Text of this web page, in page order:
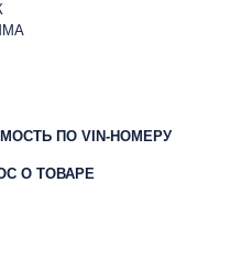
ПО VIN-НОМЕРУ
О ТОВАРЕ